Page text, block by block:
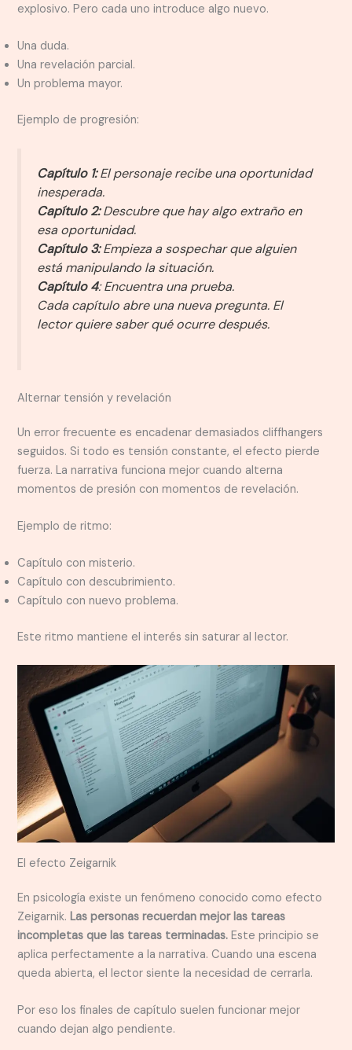
explosivo. Pero cada uno introduce algo nuevo.
Una duda.
Una revelación parcial.
Un problema mayor.
Ejemplo de progresión:
Capítulo 1:El personaje recibe una oportunidad
inesperada.
Capítulo 2:Descubre que hay algo extraño en
esa oportunidad.
Capítulo 3:Empieza a sospechar que alguien
está manipulando la situación.
Capítulo 4: Encuentra una prueba.
Cada capítulo abre una nueva pregunta. El
lector quiere saber qué ocurre después.
Alternar tensión y revelación
Un error frecuente es encadenar demasiados cliffhangers
seguidos. Si todo es tensión constante, el efecto pierde
fuerza. La narrativa funciona mejor cuando alterna
momentos de presión con momentos de revelación.
Ejemplo de ritmo:
Capítulo con misterio.
Capítulo con descubrimiento.
Capítulo con nuevo problema.
Este ritmo mantiene el interés sin saturar al lector.
El efecto Zeigarnik
En psicología existe un fenómeno conocido como efecto
Zeigarnik. Las personas recuerdan mejor las tareas
incompletas que las tareas terminadas. Este principio se
aplica perfectamente a la narrativa. Cuando una escena
queda abierta, el lector siente la necesidad de cerrarla.
Por eso los finales de capítulo suelen funcionar mejor
cuando dejan algo pendiente.